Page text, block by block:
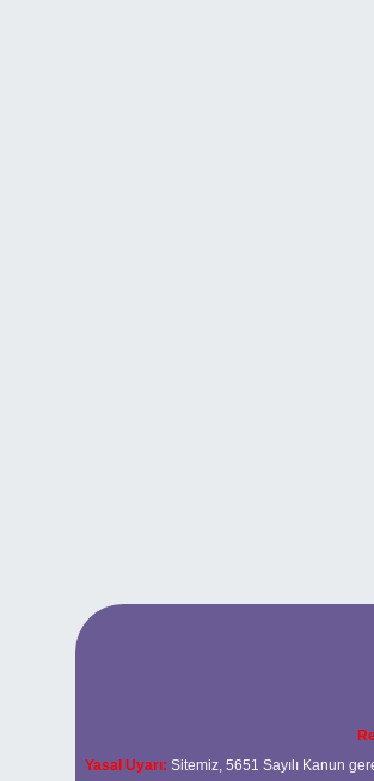
Yasal Uyarı: Sitemiz, 5651 Sayılı Kanun